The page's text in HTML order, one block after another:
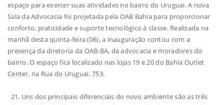
espaço para exercer suas atividades no bairro do Uruguai. A nova
Sala da Advocacia foi projetada pela OAB Bahia para proporcionar
conforto, praticidade e suporte tecnológico à classe. Realizada na
manhã desta quinta-feira (06), a inauguração contou com a
presença da diretoria da OAB-BA, da advocacia e moradores do
bairro. O espaço fica localizado nas lojas 19 e 20 do Bahia Outlet
Center, na Rua do Uruguai, 753.
21. Uns dos principais diferenciais do novo ambiente são as três